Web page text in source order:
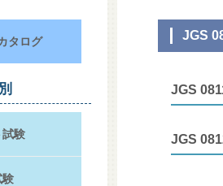
JGS
JGS
JGS
タログ
試験
験